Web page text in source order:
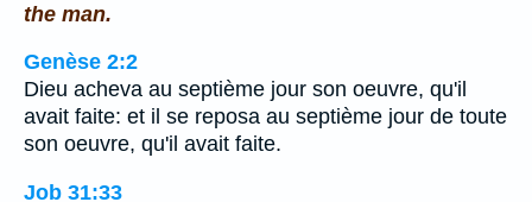
the man.
Genèse 2:2
Dieu acheva au septième jour son oeuvre, qu'il
avait faite: et il se reposa au septième jour de toute
son oeuvre, qu'il avait faite.
Job 31:33